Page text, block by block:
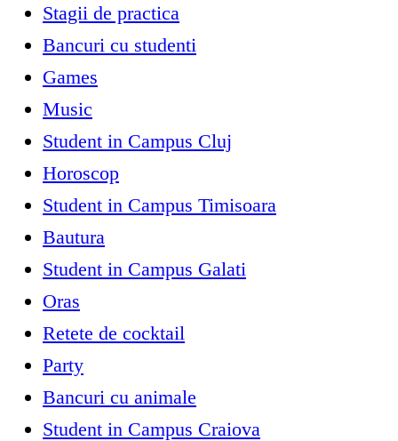
Stagii de practica
Bancuri cu studenti
Games
Music
Student in Campus Cluj
Horoscop
Student in Campus Timisoara
Bautura
Student in Campus Galati
Oras
Retete de cocktail
Party
Bancuri cu animale
Student in Campus Craiova